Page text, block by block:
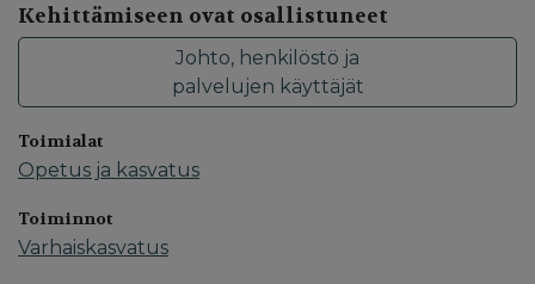
Kehittämiseen ovat osallistuneet
Johto, henkilöstö ja
palvelujen käyttäjät
Toimialat
Opetus ja kasvatus
Toiminnot
Varhaiskasvatus